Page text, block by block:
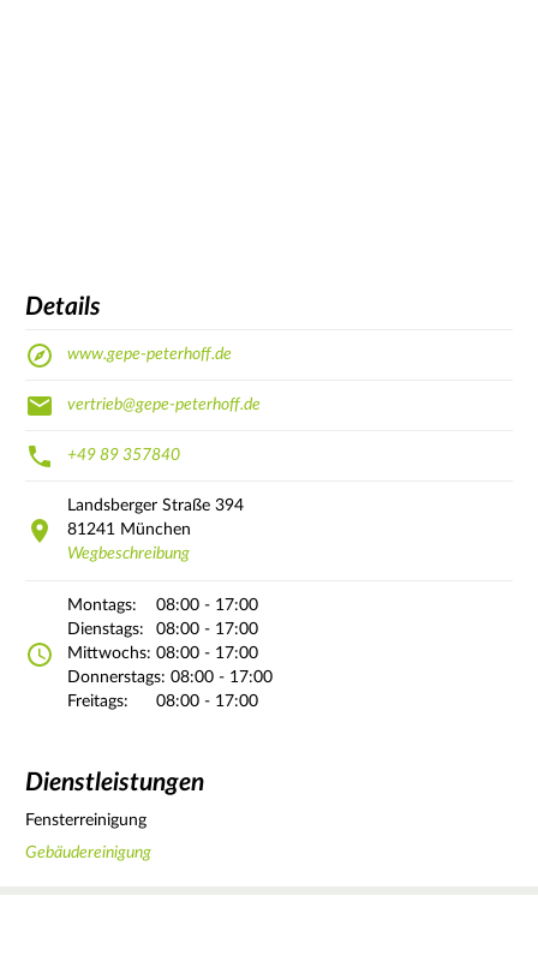
Details
www.gepe-peterhoff.de
vertrieb@gepe-peterhoff.de
+49 89 357840
Landsberger Straße 394
81241 München
Wegbeschreibung
Montags:
08:00 - 17:00
Dienstags:
08:00 - 17:00
Mittwochs: 08:00 - 17:00
Donnerstags: 08:00 - 17:00
Freitags:
08:00 - 17:00
Dienstleistungen
Fensterreinigung
Gebäudereinigung